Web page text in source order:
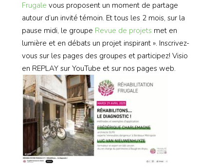
Frugale vous proposent un moment de partage
autour d’un invité témoin. Et tous les 2 mois, sur la
pause midi, le groupe Revue de projets met en
lumière et en débats un projet inspirant ». Inscrivez-
vous sur les pages des groupes et participez! Visio
en REPLAY sur YouTube et sur nos pages web.